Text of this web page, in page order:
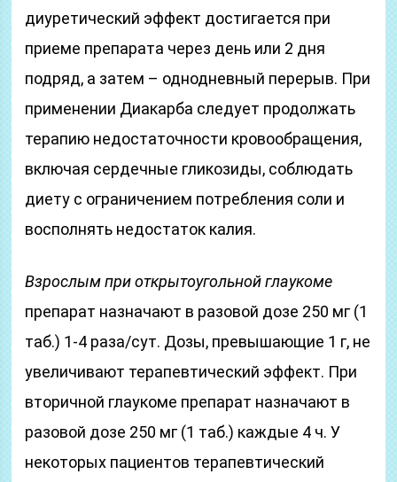
диуретический эффект достигается при
приеме препарата через день или 2 дня
подряд, а затем – однодневный перерыв. При
применении Диакарба следует продолжать
терапию недостаточности кровообращения,
включая сердечные гликозиды, соблюдать
диету с ограничением потребления соли и
восполнять недостаток калия.
Взрослым при открытоугольной глаукоме
препарат назначают в разовой дозе 250 мг (1
таб.) 1-4 раза/сут. Дозы, превышающие 1 г, не
увеличивают терапевтический эффект. При
вторичной глаукоме препарат назначают в
разовой дозе 250 мг (1 таб.) каждые 4 ч. У
некоторых пациентов терапевтический